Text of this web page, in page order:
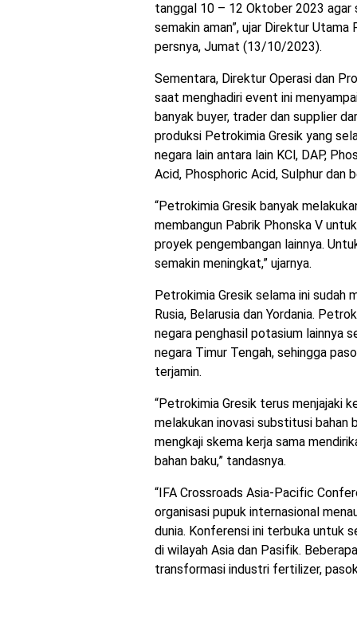
tanggal 10 – 12 Oktober 2023 agar
semakin aman”, ujar Direktur
persnya, Jumat (13/10/2023).
Sementara, Direktur Operasi dan
saat menghadiri event ini
banyak buyer, trader dan supplier
produksi Petrokimia Gresik yang
negara lain antara lain KCl, DAP,
Acid, Phosphoric Acid, Sulphur dan
“Petrokimia Gresik banyak
membangun Pabrik Phonska V
proyek pengembangan lainnya.
semakin meningkat,” ujarnya.
Petrokimia Gresik selama ini sudah
Rusia, Belarusia dan Yordania.
negara penghasil potasium lainnya
negara Timur Tengah, sehingga
terjamin.
“Petrokimia Gresik terus menjajaki
melakukan inovasi substitusi bahan
mengkaji skema kerja sama
bahan baku,” tandasnya.
“IFA Crossroads Asia-Pacific
organisasi pupuk internasional
dunia. Konferensi ini terbuka untuk
di wilayah Asia dan Pasifik.
transformasi industri fertilizer,